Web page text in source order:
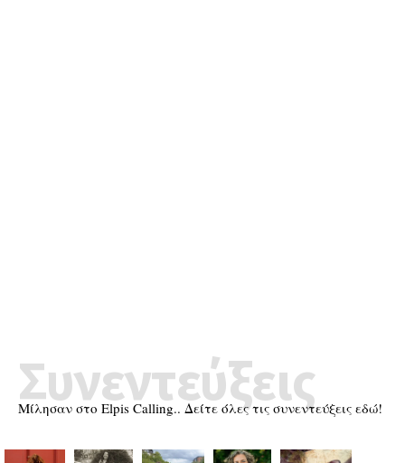
Μίλησαν στο Elpis Calling.. Δείτε όλες τις συνεντεύξεις εδώ!
Συνεντεύξεις